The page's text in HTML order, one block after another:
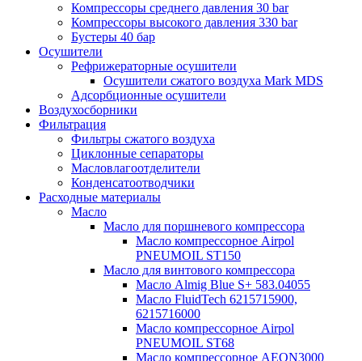
Компрессоры среднего давления 30 bar
Компрессоры высокого давления 330 bar
Бустеры 40 бар
Осушители
Рефрижераторные осушители
Осушители сжатого воздуха Mark MDS
Адсорбционные осушители
Воздухосборники
Фильтрация
Фильтры сжатого воздуха
Циклонные сепараторы
Масловлагоотделители
Конденсатоотводчики
Расходные материалы
Масло
Масло для поршневого компрессора
Масло компрессорное Airpol
PNEUMOIL ST150
Масло для винтового компрессора
Масло Almig Blue S+ 583.04055
Масло FluidTech 6215715900,
6215716000
Масло компрессорное Airpol
PNEUMOIL ST68
Масло компрессорное AEON3000